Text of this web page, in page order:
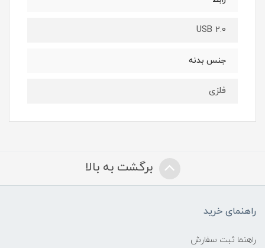
USB 2.0
جنس بدنه
فلزی
برگشت به بالا
راهنمای خرید
راهنما ثبت سفارش